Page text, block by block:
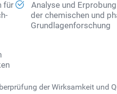
für
Analyse und
der chemischen und
Grundlagenforschung
der Wirksamkeit